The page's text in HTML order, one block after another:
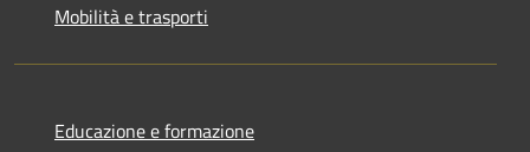
Mobilità e trasporti
Educazione e formazione